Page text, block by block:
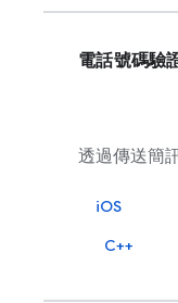
電話號碼驗
透過傳送簡
iOS
C++